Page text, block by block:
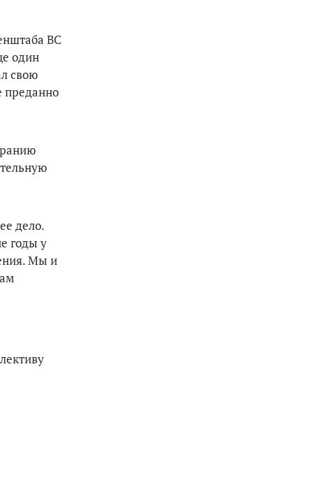
ВС
один
свою
преданно
дело.
годы у
Мы и